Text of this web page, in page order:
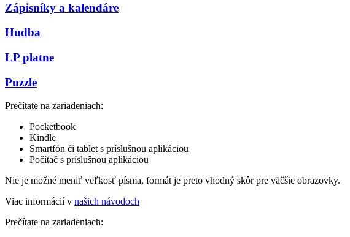
Zápisníky a kalendáre
Hudba
LP platne
Puzzle
Prečítate na zariadeniach:
Pocketbook
Kindle
Smartfón či tablet s príslušnou aplikáciou
Počítač s príslušnou aplikáciou
Nie je možné meniť veľkosť písma, formát je preto vhodný skôr pre väčšie obrazovky.
Viac informácií v našich návodoch
Prečítate na zariadeniach: